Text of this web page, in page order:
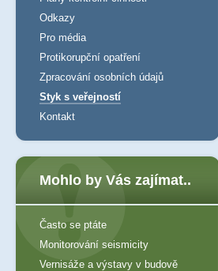
Odkazy
Pro média
Protikorupční opatření
Zpracování osobních údajů
Styk s veřejností
Kontakt
Mohlo by Vás zajímat..
Často se ptáte
Monitorování seismicity
Vernisáže a výstavy v budově